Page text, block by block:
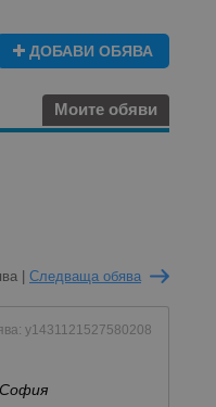
ДОБАВИ ОБЯВА
Моите обяви
| Следваща обява
y1431121527580208